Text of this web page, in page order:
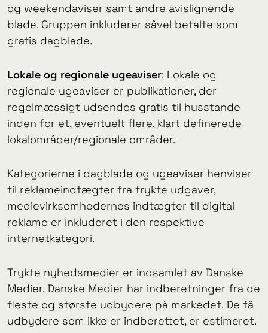
og weekendaviser samt andre avislignende
blade. Gruppen inkluderer såvel betalte som
gratis dagblade.
Lokale og regionale ugeaviser: Lokale og
regionale ugeaviser er publikationer, der
regelmæssigt udsendes gratis til husstande
inden for et, eventuelt flere, klart definerede
lokalområder/regionale områder.
Kategorierne i dagblade og ugeaviser henviser
til reklameindtægter fra trykte udgaver,
medievirksomhedernes indtægter til digital
reklame er inkluderet i den respektive
internetkategori.
Trykte nyhedsmedier er indsamlet av Danske
Medier. Danske Medier har indberetninger fra de
fleste og største udbydere på markedet. De få
udbydere som ikke er indberettet, er estimeret.